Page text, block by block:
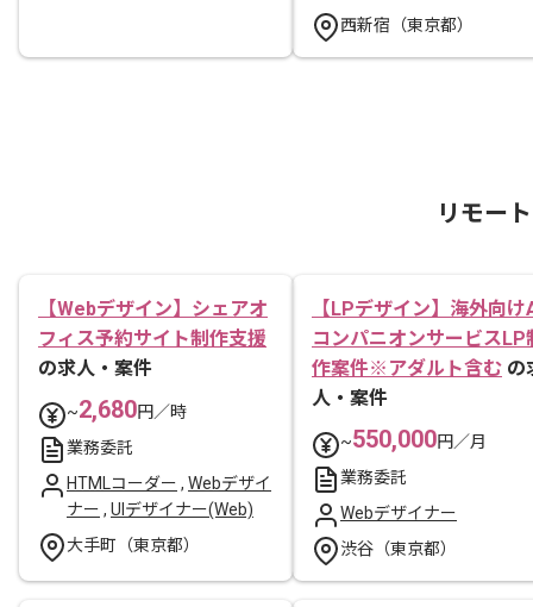
西新宿（東京都）
リモー
【Webデザイン】シェアオ
フィス予約サイト制作支援
の求人・案件
~2,680円／時
業務委託
HTMLコーダー , Webデザイ
ナー , UIデザイナー(Web)
大手町（東京都）
【LPデザイン】海外向け
コンパニオンサービスLP
作案件※アダルト含む の
人・案件
~550,000円／月
業務委託
Webデザイナー
渋谷（東京都）